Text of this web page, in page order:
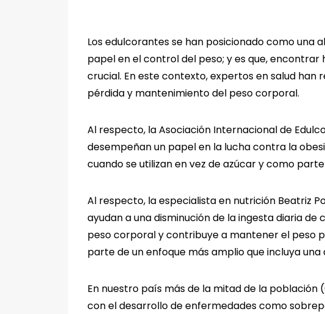
Los edulcorantes se han posicionado como una
papel en el control del peso; y es que,
crucial. En este contexto, expertos en salud
pérdida y mantenimiento del peso corporal.
Al respecto, la Asociación Internacional de
desempeñan un papel en la lucha contra la
cuando se utilizan en vez de azúcar y como
Al respecto, la especialista en nutrición Beatriz
ayudan a una disminución de la ingesta diaria
peso corporal y contribuye a mantener el peso
parte de un enfoque más amplio que incluya
En nuestro país más de la mitad de la
con el desarrollo de enfermedades como